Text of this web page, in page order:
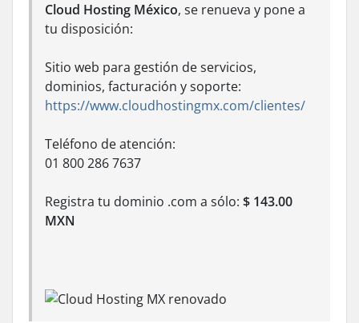
Cloud Hosting México, se renueva y pone a
tu disposición:
Sitio web para gestión de servicios,
dominios, facturación y soporte:
https://www.cloudhostingmx.com/clientes/
Teléfono de atención:
01 800 286 7637
Registra tu dominio .com a sólo: $ 143.00
MXN